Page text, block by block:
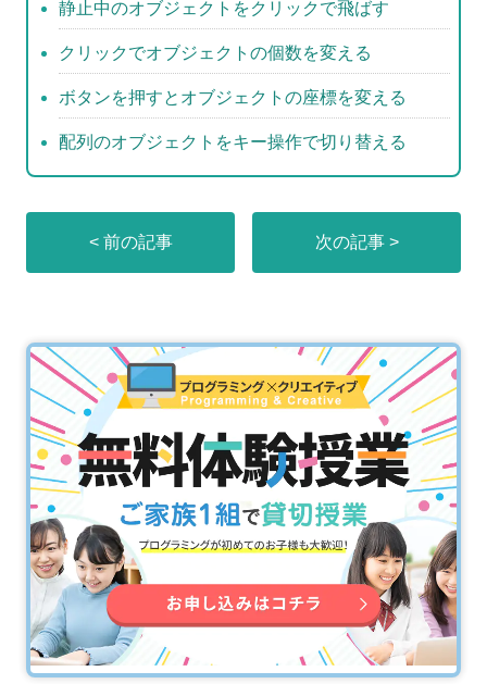
静止中のオブジェクトをクリックで飛ばす
クリックでオブジェクトの個数を変える
ボタンを押すとオブジェクトの座標を変える
配列のオブジェクトをキー操作で切り替える
< 前の記事 次の記事 >